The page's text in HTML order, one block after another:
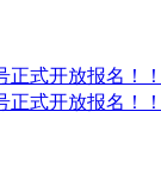
正式开放报名！！
正式开放报名！！